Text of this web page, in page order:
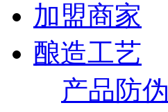
加盟商家
酿造工艺
产品防伪